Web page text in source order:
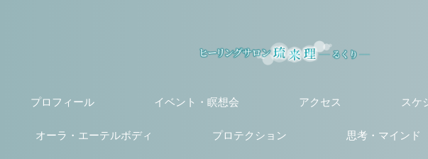
プロフィール イベント・瞑想会 アクセス スケ
オーラ・エーテルボディ プロテクション 思考・マインド